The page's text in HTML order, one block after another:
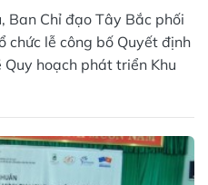
Ban Chỉ đạo Tây Bắc phối
chức lễ công bố Quyết định
hoạch phát triển Khu